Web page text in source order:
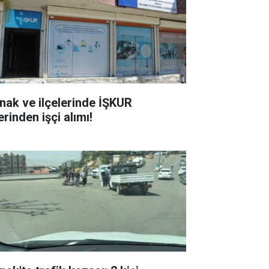
ve ilçelerinde İŞKUR
işçi alımı!